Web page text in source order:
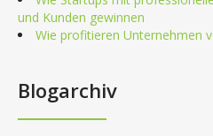
und Kunden gewinnen
Wie profitieren Unternehmen
Blogarchiv